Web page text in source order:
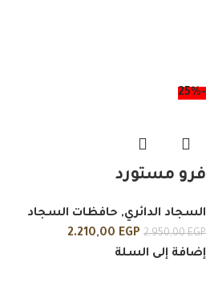
-25%
فرو مستورد
السجاد الدائري, حافظات السجاد
2.950,00EGP
2.210,00 EGP
إضافة إلى السلة